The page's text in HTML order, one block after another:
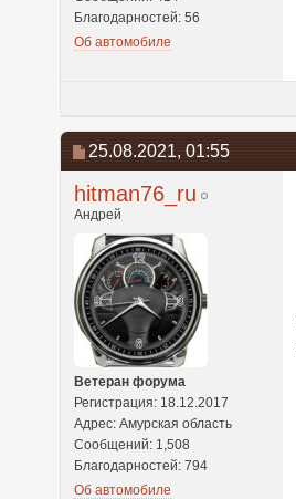
Благодарностей: 56
Об автомобиле
25.08.2021, 01:55
hitman76_ru
Андрей
Ветеран форума
Регистрация: 18.12.2017
Адрес: Амурская область
Сообщений: 1,508
Благодарностей: 794
Об автомобиле